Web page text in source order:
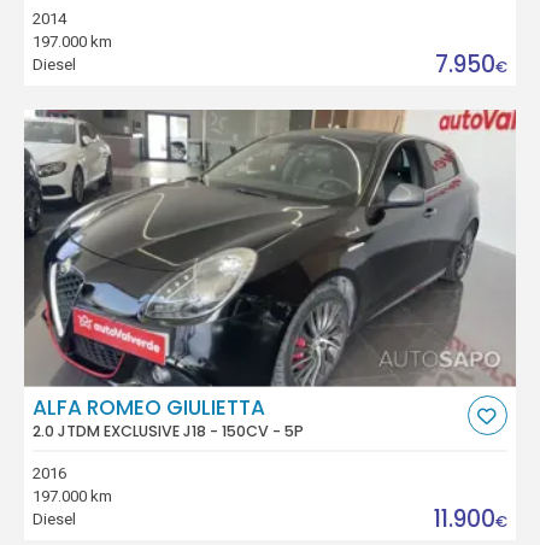
2014
197.000 km
Diesel
7.950€
ALFA ROMEO GIULIETTA
2.0 JTDM EXCLUSIVE J18 - 150CV - 5P
2016
197.000 km
Diesel
11.900€